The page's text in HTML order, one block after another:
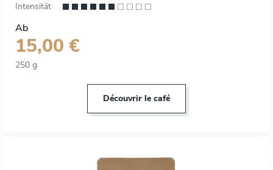
Intensität
Ab
15,00 €
250 g
Découvrir le café